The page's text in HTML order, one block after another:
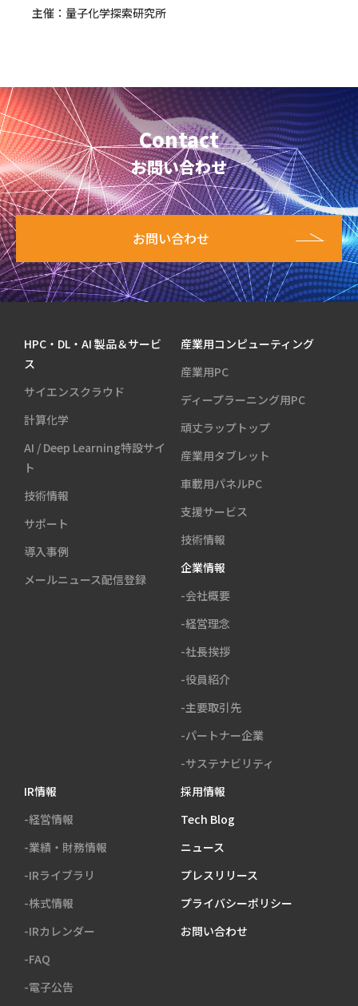
主催：量子化学探索研究所
Contact
お問い合わせ
お問い合わせ
HPC・DL・AI 製品＆サービ
ス
サイエンスクラウド
計算化学
AI / Deep Learning特設サイ
ト
技術情報
サポート
導入事例
メールニュース配信登録
産業用コンピューティング
産業用PC
ディープラーニング用PC
頑丈ラップトップ
産業用タブレット
車載用パネルPC
支援サービス
技術情報
企業情報
-会社概要
-経営理念
-社長挨拶
-役員紹介
-主要取引先
-パートナー企業
-サステナビリティ
IR情報
-経営情報
-業績・財務情報
-IRライブラリ
-株式情報
-IRカレンダー
-FAQ
-電子公告
採用情報
Tech Blog
ニュース
プレスリリース
プライバシーポリシー
お問い合わせ